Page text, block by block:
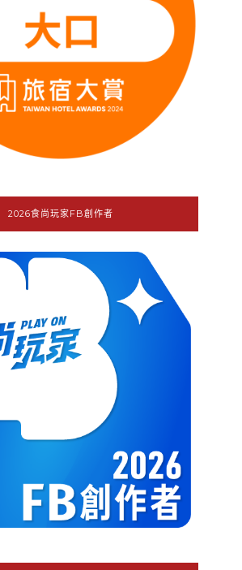
2026食尚玩家FB創作者